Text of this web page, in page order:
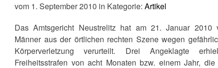
vom 1. September 2010 in Kategorie: Artikel
Das Amtsgericht Neustrelitz hat am 21. Januar 2010
Männer aus der örtlichen rechten Szene wegen
Körperverletzung verurteilt. Drei Angeklagte
Freiheitsstrafen von acht Monaten bzw. einem Jahr, die